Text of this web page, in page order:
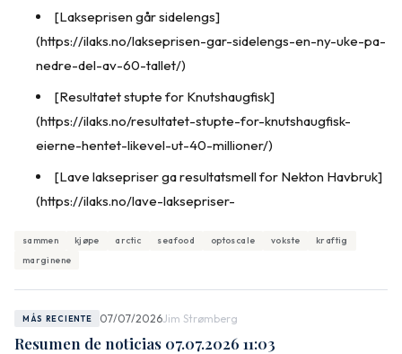
[Lakseprisen går sidelengs]
(https://ilaks.no/lakseprisen-gar-sidelengs-en-ny-uke-pa-
nedre-del-av-60-tallet/)
[Resultatet stupte for Knutshaugfisk]
(https://ilaks.no/resultatet-stupte-for-knutshaugfisk-
eierne-hentet-likevel-ut-40-millioner/)
[Lave laksepriser ga resultatsmell for Nekton Havbruk]
(https://ilaks.no/lave-laksepriser-
sammen kjøpe arctic seafood optoscale vokste
kraftig
marginene
MÁS RECIENTE 07/07/2026Jim Strømberg
Resumen de noticias 07.07.2026 11:03